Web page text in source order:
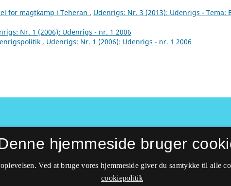
for magtkamp i Teheran , Udenrigs: Nr. 3 (2013): Udenrigs - Tema:
Nr. 1 (2006): Udenrigs - nr. 1 2006
, Udenrigs: Nr. 1 (2006): Udenrigs - nr. 1 2006
hjemmeside bruger
Ved at bruge vores hjemmeside giver du samtykke til alle
cookiepolitik